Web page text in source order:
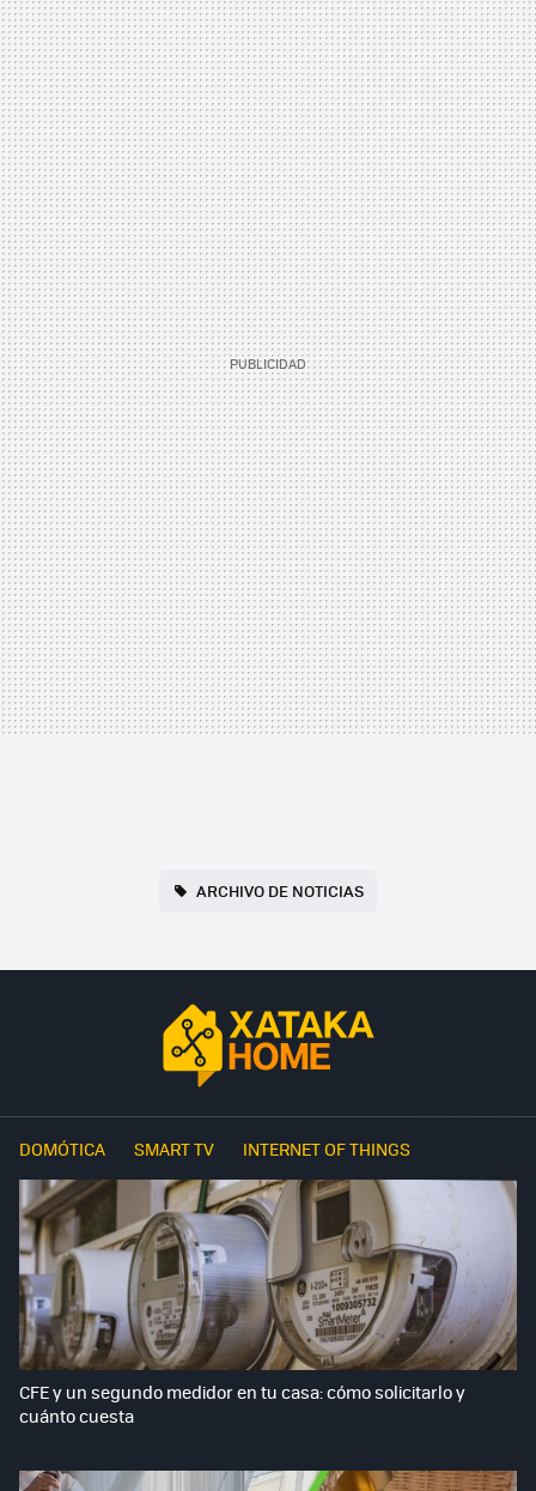
ARCHIVO DE NOTICIAS
DOMÓTICA SMART TV INTERNET OF THINGS
CFE y un segundo medidor en tu casa: cómo solicitarlo y
cuánto cuesta